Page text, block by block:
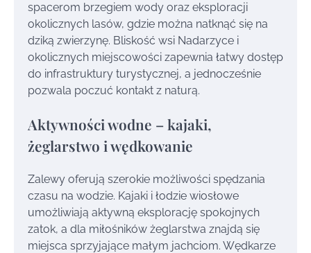
spacerom brzegiem wody oraz eksploracji
okolicznych lasów, gdzie można natknąć się na
dziką zwierzynę. Bliskość wsi Nadarzyce i
okolicznych miejscowości zapewnia łatwy dostęp
do infrastruktury turystycznej, a jednocześnie
pozwala poczuć kontakt z naturą.
Aktywności wodne – kajaki,
żeglarstwo i wędkowanie
Zalewy oferują szerokie możliwości spędzania
czasu na wodzie. Kajaki i łodzie wiosłowe
umożliwiają aktywną eksplorację spokojnych
zatok, a dla miłośników żeglarstwa znajdą się
miejsca sprzyjające małym jachciom. Wędkarze